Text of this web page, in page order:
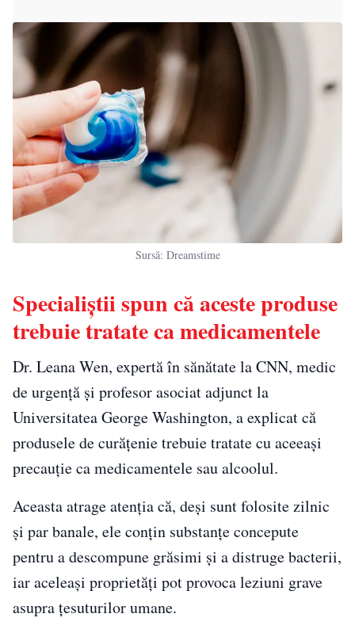
Sursă: Dreamstime
Specialiștii spun că aceste produse
trebuie tratate ca medicamentele
Dr. Leana Wen, expertă în sănătate la CNN, medic
de urgență și profesor asociat adjunct la
Universitatea George Washington, a explicat că
produsele de curățenie trebuie tratate cu aceeași
precauție ca medicamentele sau alcoolul.
Aceasta atrage atenția că, deși sunt folosite zilnic
și par banale, ele conțin substanțe concepute
pentru a descompune grăsimi și a distruge bacterii,
iar aceleași proprietăți pot provoca leziuni grave
asupra țesuturilor umane.